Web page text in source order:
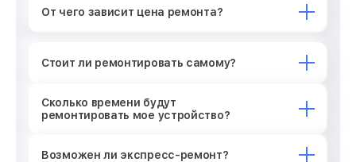
От чего зависит цена ремонта?
Стоит ли ремонтировать самому?
Сколько времени будут
ремонтировать мое устройство?
Возможен ли экспресс-ремонт?